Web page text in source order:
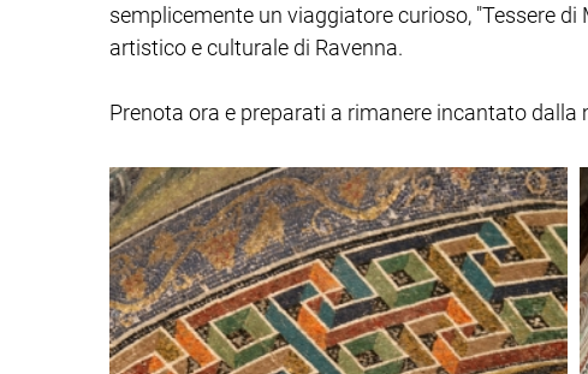
semplicemente un viaggiatore curioso, "Tessere
artistico e culturale di Ravenna.
Prenota ora e preparati a rimanere incantato